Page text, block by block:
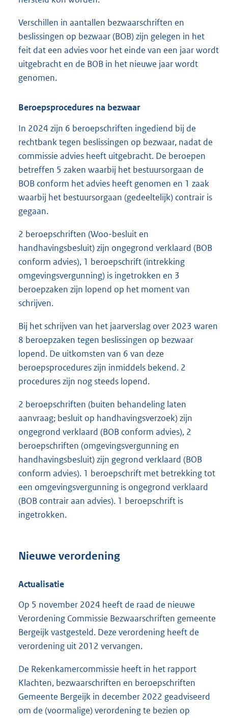
Verschillen in aantallen bezwaarschriften en
beslissingen op bezwaar (BOB) zijn gelegen in het
feit dat een advies voor het einde van een jaar wordt
uitgebracht en de BOB in het nieuwe jaar wordt
genomen.
Beroepsprocedures na bezwaar
In 2024 zijn 6 beroepschriften ingediend bij de
rechtbank tegen beslissingen op bezwaar, nadat de
commissie advies heeft uitgebracht. De beroepen
betreffen 5 zaken waarbij het bestuursorgaan de
BOB conform het advies heeft genomen en 1 zaak
waarbij het bestuursorgaan (gedeeltelijk) contrair is
gegaan.
2 beroepschriften (Woo-besluit en
handhavingsbesluit) zijn ongegrond verklaard (BOB
conform advies), 1 beroepschrift (intrekking
omgevingsvergunning) is ingetrokken en 3
beroepzaken zijn lopend op het moment van
schrijven.
Bij het schrijven van het jaarverslag over 2023 waren
8 beroepzaken tegen beslissingen op bezwaar
lopend. De uitkomsten van 6 van deze
beroepsprocedures zijn inmiddels bekend. 2
procedures zijn nog steeds lopend.
2 beroepschriften (buiten behandeling laten
aanvraag; besluit op handhavingsverzoek) zijn
ongegrond verklaard (BOB conform advies), 2
beroepschriften (omgevingsvergunning en
handhavingsbesluit) zijn gegrond verklaard (BOB
conform advies). 1 beroepschrift met betrekking tot
een omgevingsvergunning is ongegrond verklaard
(BOB contrair aan advies). 1 beroepschrift is
ingetrokken.
Nieuwe verordening
Actualisatie
Op 5 november 2024 heeft de raad de nieuwe
Verordening Commissie Bezwaarschriften gemeente
Bergeijk vastgesteld. Deze verordening heeft de
verordening uit 2012 vervangen.
De Rekenkamercommissie heeft in het rapport
Klachten, bezwaarschriften en beroepschriften
Gemeente Bergeijk in december 2022 geadviseerd
om de (voormalige) verordening te bezien op